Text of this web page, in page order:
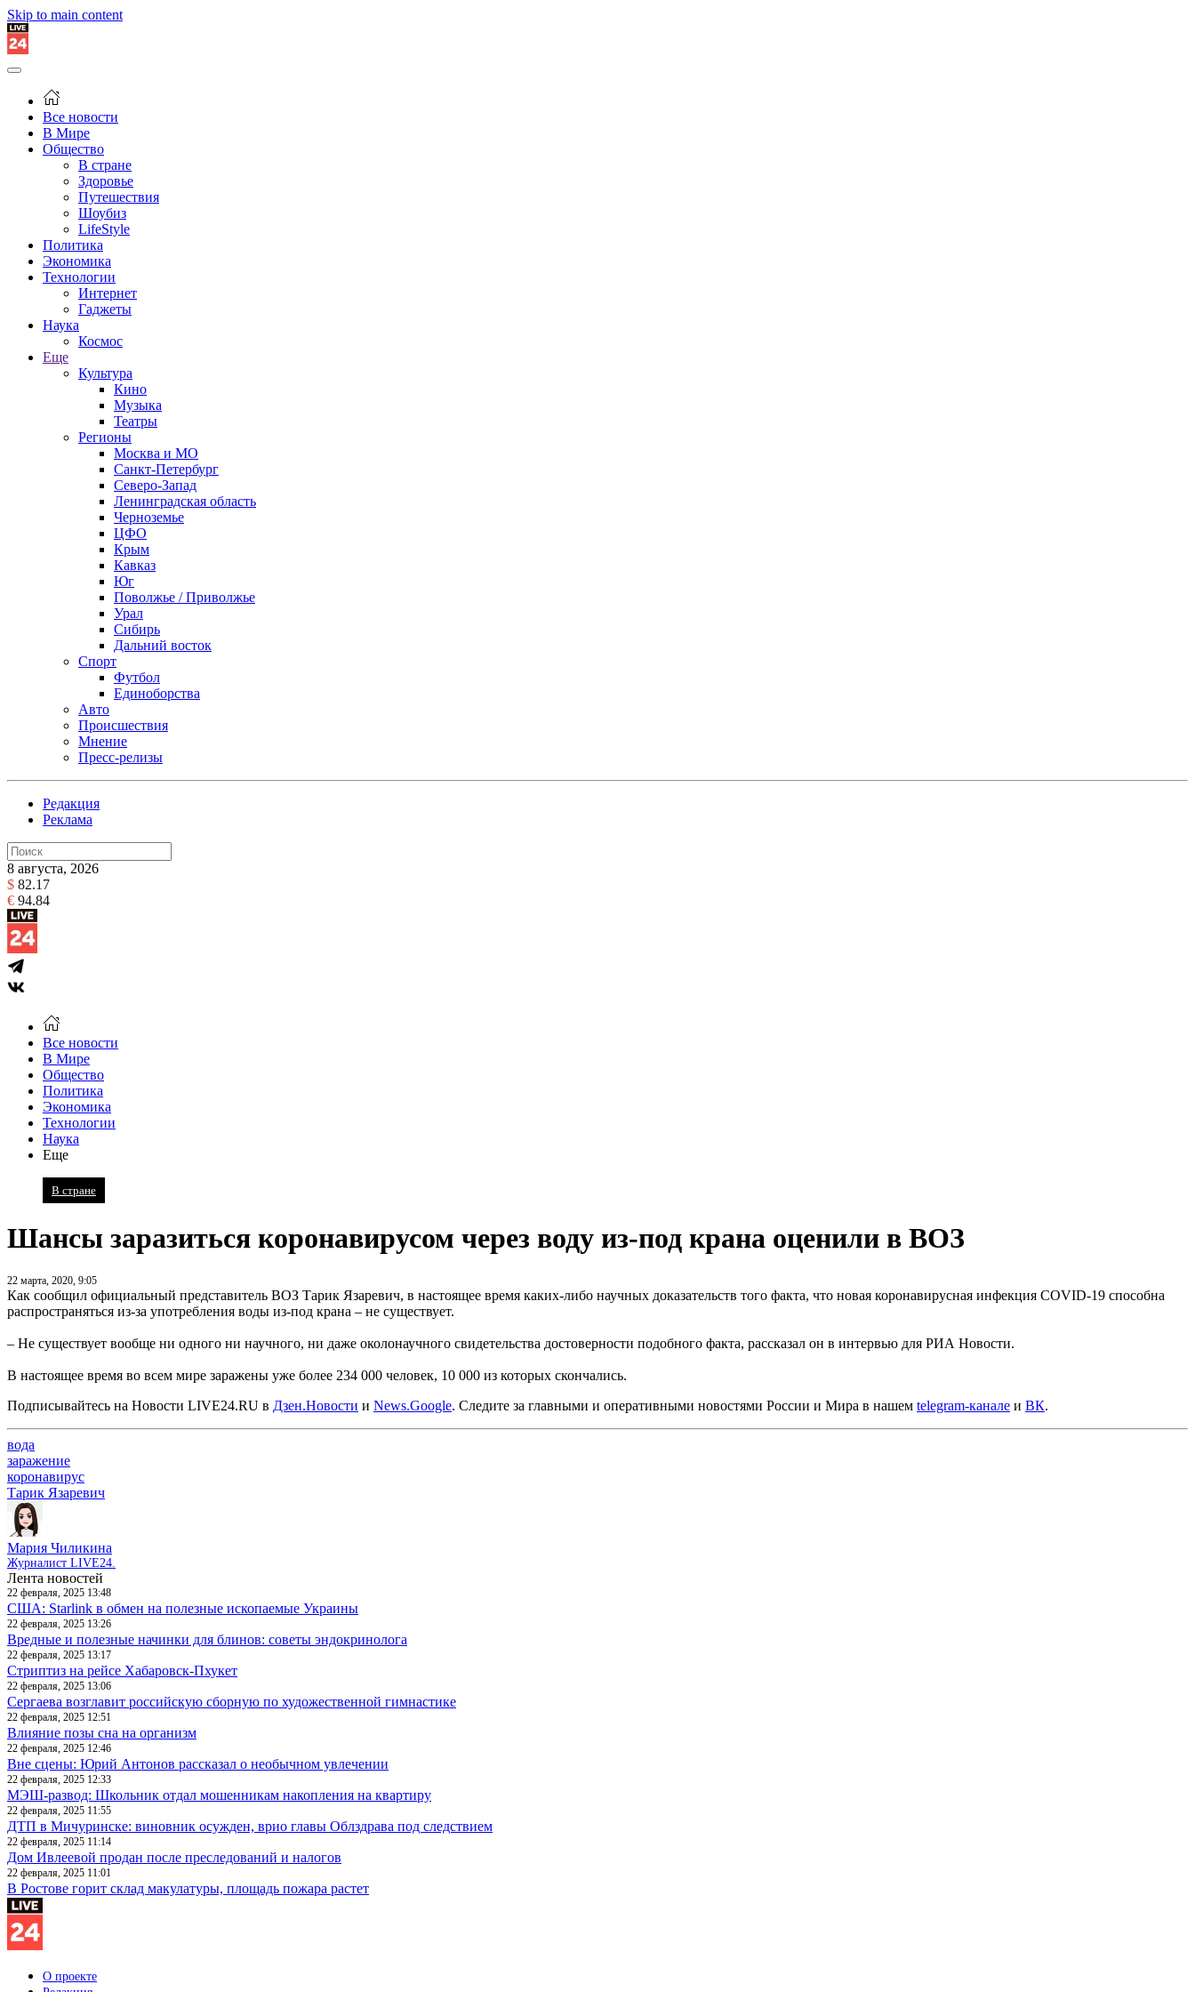
Skip to main content
Все новости
В Мире
Общество
В стране
Здоровье
Путешествия
Шоубиз
LifeStyle
Политика
Экономика
Технологии
Интернет
Гаджеты
Наука
Космос
Еще
Культура
Кино
Музыка
Театры
Регионы
Москва и МО
Санкт-Петербург
Северо-Запад
Ленинградская область
Черноземье
ЦФО
Крым
Кавказ
Юг
Поволжье / Приволжье
Урал
Сибирь
Дальний восток
Спорт
Футбол
Единоборства
Авто
Происшествия
Мнение
Пресс-релизы
Редакция
Реклама
8 августа, 2026
$ 82.17
€ 94.84
Все новости
В Мире
Общество
Политика
Экономика
Технологии
Наука
Еще
В стране
Шансы заразиться коронавирусом через воду из-под крана оценили в ВОЗ
22 марта, 2020, 9:05
Как сообщил официальный представитель ВОЗ Тарик Язаревич, в настоящее время каких-либо научных доказательств того факта, что новая коронавирусная инфекция COVID-19 способна
распространяться из-за употребления воды из-под крана – не существует.
– Не существует вообще ни одного ни научного, ни даже околонаучного свидетельства достоверности подобного факта, рассказал он в интервью для РИА Новости.
В настоящее время во всем мире заражены уже более 234 000 человек, 10 000 из которых скончались.
Подписывайтесь на Новости LIVE24.RU в Дзен.Новости и News.Google. Следите за главными и оперативными новостями России и Мира в нашем telegram-канале и ВК.
вода
заражение
коронавирус
Тарик Язаревич
Мария Чиликина
Журналист LIVE24.
Лента новостей
22 февраля, 2025 13:48
США: Starlink в обмен на полезные ископаемые Украины
22 февраля, 2025 13:26
Вредные и полезные начинки для блинов: советы эндокринолога
22 февраля, 2025 13:17
Стриптиз на рейсе Хабаровск-Пхукет
22 февраля, 2025 13:06
Сергаева возглавит российскую сборную по художественной гимнастике
22 февраля, 2025 12:51
Влияние позы сна на организм
22 февраля, 2025 12:46
Вне сцены: Юрий Антонов рассказал о необычном увлечении
22 февраля, 2025 12:33
МЭШ-развод: Школьник отдал мошенникам накопления на квартиру
22 февраля, 2025 11:55
ДТП в Мичуринске: виновник осужден, врио главы Облздрава под следствием
22 февраля, 2025 11:14
Дом Ивлеевой продан после преследований и налогов
22 февраля, 2025 11:01
В Ростове горит склад макулатуры, площадь пожара растет
О проекте